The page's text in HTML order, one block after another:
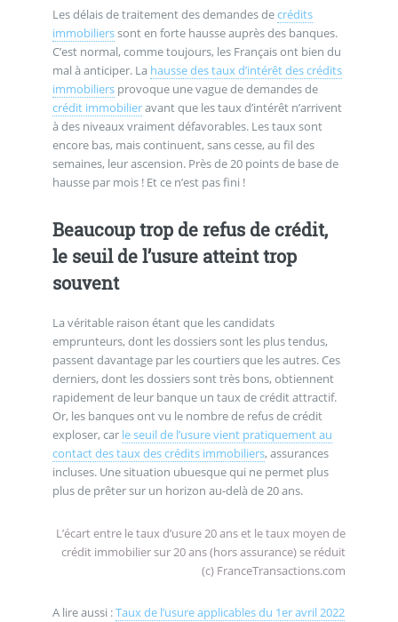
Les délais de traitement des demandes decrédits
immobilierssont en forte hausse auprès des banques.
C’est normal, comme toujours, les Français ont bien du
mal à anticiper. La hausse des taux d’intérêt des crédits
immobiliersprovoque une vague de demandes de
crédit immobilieravant que les taux d’intérêt n’arrivent
à des niveaux vraiment défavorables. Les taux sont
encore bas, mais continuent, sans cesse, au fil des
semaines, leur ascension. Près de 20 points de base de
hausse par mois ! Et ce n’est pas fini !
Beaucoup trop de refus de crédit,
le seuil de l’usure atteint trop
souvent
La véritable raison étant que les candidats
emprunteurs, dont les dossiers sont les plus tendus,
passent davantage par les courtiers que les autres. Ces
derniers, dont les dossiers sont très bons, obtiennent
rapidement de leur banque un taux de crédit attractif.
Or, les banques ont vu le nombre de refus de crédit
exploser, car le seuil de l’usure vient pratiquement au
contact des taux des crédits immobiliers, assurances
incluses. Une situation ubuesque qui ne permet plus
plus de prêter sur un horizon au-delà de 20 ans.
L’écart entre le taux d’usure 20 ans et le taux moyen de
crédit immobilier sur 20 ans (hors assurance) se réduit
(c) FranceTransactions.com
A lire aussi :Taux de l’usure applicables du 1er avril 2022